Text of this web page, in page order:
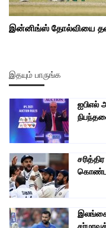
இன்னிங்ஸ் தோல்வியை
இதயும் பாருங்க
ஐபிஎல்